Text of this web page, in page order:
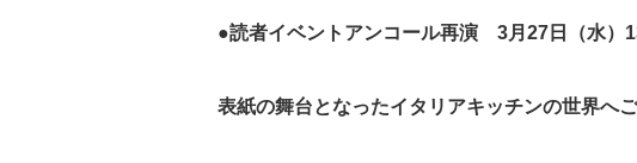
●読者イベントアンコール再演 3月27日（水）
表紙の舞台となったイタリアキッチンの世界へ